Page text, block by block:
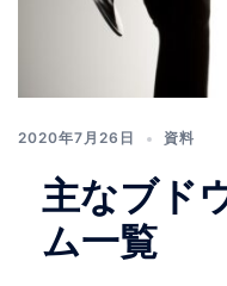
2020年7月26日 資料
主なブド
ム一覧